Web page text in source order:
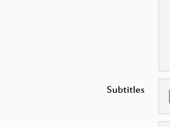
Subtitles